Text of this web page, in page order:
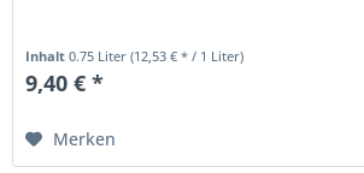
Inhalt0.75 Liter(12,53 € * / 1 Liter)
9,40 € *
Merken